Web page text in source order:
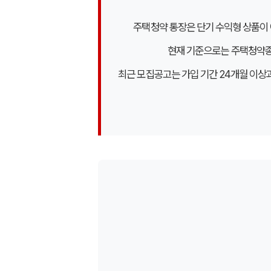
주택청약 통장은 단기 수익형 상품
현재 기준으로는 주택청약
최근 모집공고는 가입 기간 24개월 이상